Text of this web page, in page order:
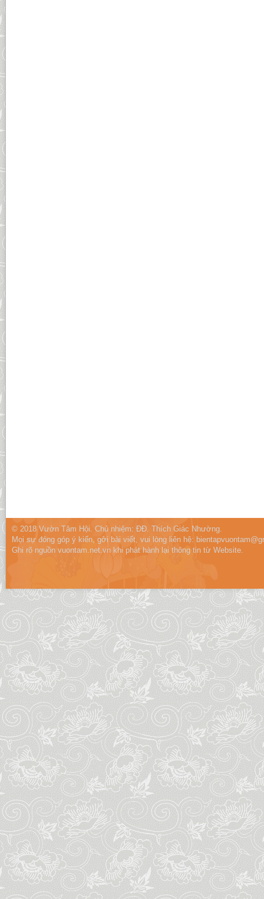
© 2018 Vườn Tâm Hội. Chủ nhiệm: ĐĐ. Thích Giác Nhường.
Mọi sự đóng góp ý kiến, gởi bài viết, vui lòng liên hệ:
Ghi rõ nguồn vuontam.net.vn khi phát hành lại thông tin từ Website.